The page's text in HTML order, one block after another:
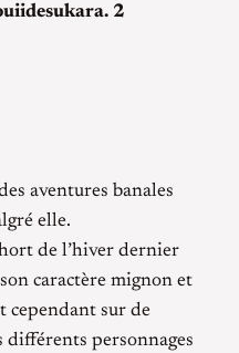
2
aventures banales
elle.
de l’hiver dernier
caractère mignon et
cependant sur de
différents personnages